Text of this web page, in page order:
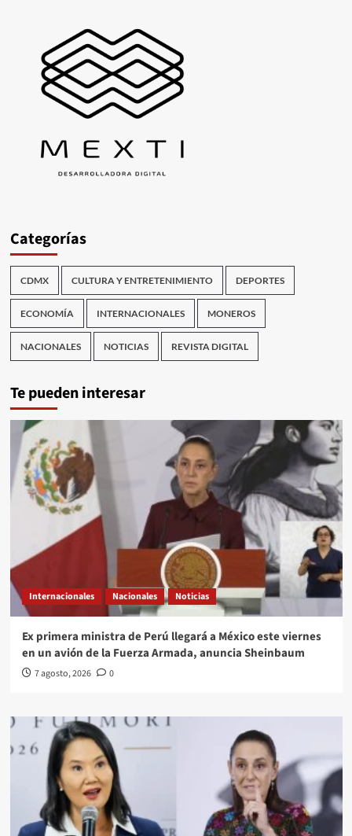
Categorías
CDMX CULTURA Y ENTRETENIMIENTO DEPORTES
ECONOMÍA INTERNACIONALES MONEROS
NACIONALES NOTICIAS REVISTA DIGITAL
Te pueden interesar
Internacionales Nacionales Noticias
Ex primera ministra de Perú llegará a México este viernes
en un avión de la Fuerza Armada, anuncia Sheinbaum
7 agosto, 2026 0